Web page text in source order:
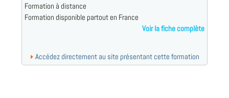
Formation à distance
Formation disponible partout en France
Voir la fiche complète
Accédez directement au site présentant cette formation